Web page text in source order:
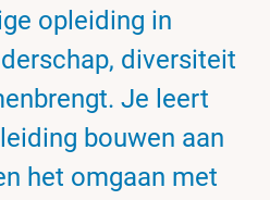
opleiding in
diversiteit
Je leert
bouwen aan
het omgaan met